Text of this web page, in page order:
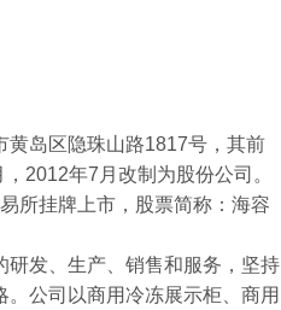
黄岛区隐珠山路1817号，其前
2012年7月改制为股份公司。
所挂牌上市，股票简称：海容
研发、生产、销售和服务，坚持
公司以商用冷冻展示柜、商用